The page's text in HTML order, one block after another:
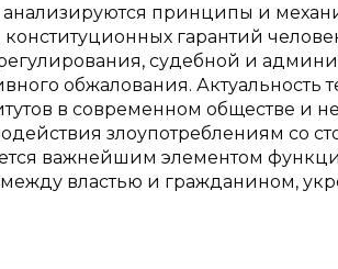
принципы и
гарантий
судебной и
обжалования. Актуальность
в современном обществе и
злоупотреблениям со
важнейшим элементом
властью и гражданином,